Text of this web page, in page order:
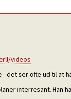
videos
det ser ofte ud til at
interresant. Han